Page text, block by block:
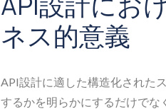
ネス的意義
API設計に適した構造化された
するかを明らかにするだけで